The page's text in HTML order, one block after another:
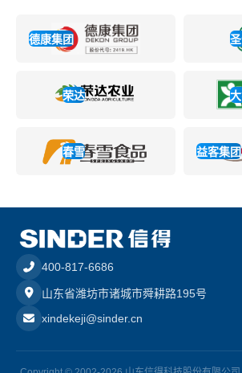
德康集团
荣达
春雪 益客集团
400-817-6686
山东省潍坊市诸城市舜耕路195号
xindekeji@sinder.cn